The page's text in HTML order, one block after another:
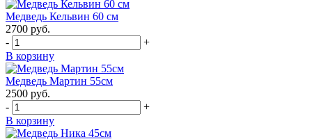
Медведь Кельвин 60 см
2700 руб.
-
+
В корзину
Медведь Мартин 55см
2500 руб.
-
+
В корзину